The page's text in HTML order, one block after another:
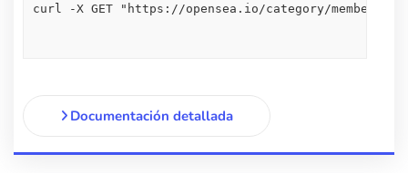
curl -X GET "https://opensea.io/category/
Documentación detallada